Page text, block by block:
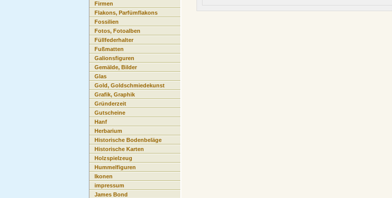
Firmen
Flakons, Parfümflakons
Fossilien
Fotos, Fotoalben
Füllfederhalter
Fußmatten
Galionsfiguren
Gemälde, Bilder
Glas
Gold, Goldschmiedekunst
Grafik, Graphik
Gründerzeit
Gutscheine
Hanf
Herbarium
Historische Bodenbeläge
Historische Karten
Holzspielzeug
Hummelfiguren
Ikonen
impressum
James Bond